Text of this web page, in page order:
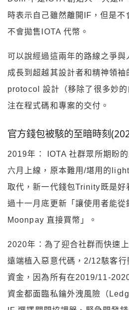
時表示自己雖然離開IF，但是不
不會拋售IOTA 代幣。
可以說經過這兩年的路線之爭
成長到超越其設計者和精神領
protocol 設計（移除了很多妙
注在程式碼和專案的交付。
官方錢包被駭的至暗時刻
2019年： IOTA 社群眾所期盼
六月上線，原本難用/堪用的
取代，新一代錢包Trinity既是好
過十一月底更新「讓使用者能從
Moonpay 直接買幣」。
2020年：為了迎合社群而快速
遠端植入惡意代碼，2/12駭客
資金，因為所有在2019/11-
資金都面臨私鑰外洩風險（